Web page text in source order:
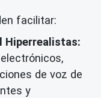
facilitar:
Hiperrealistas:
de voz de
y